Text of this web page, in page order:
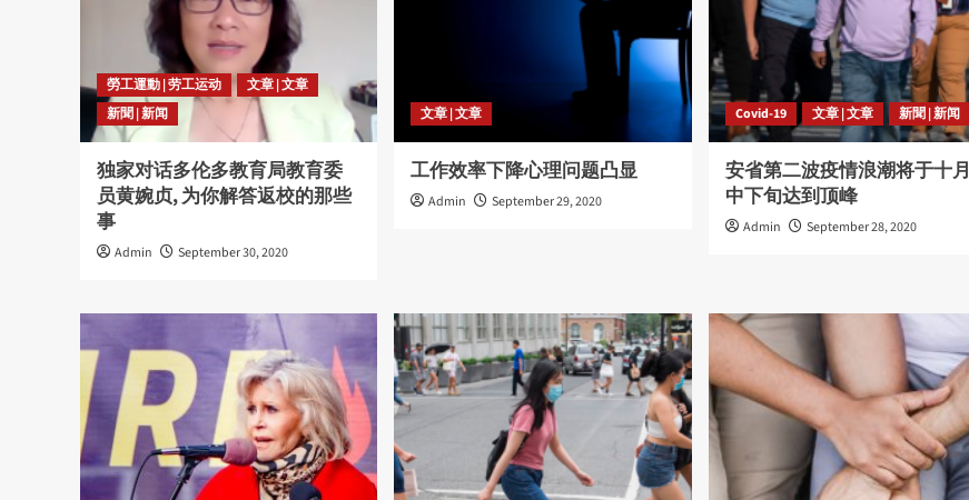
勞工運動 | 劳工运动
文章 | 文章
新聞 | 新闻
独家对话多伦多教育局教育委
员黄婉贞, 为你解答返校的那些
事
Admin September 30, 2020
文章 | 文章
工作效率下降心理问题凸显
Admin September 29, 2020
Covid-19 文章 | 文章 新聞 | 新闻
安省第二波疫情浪潮将于十月
中下旬达到顶峰
Admin September 28, 2020